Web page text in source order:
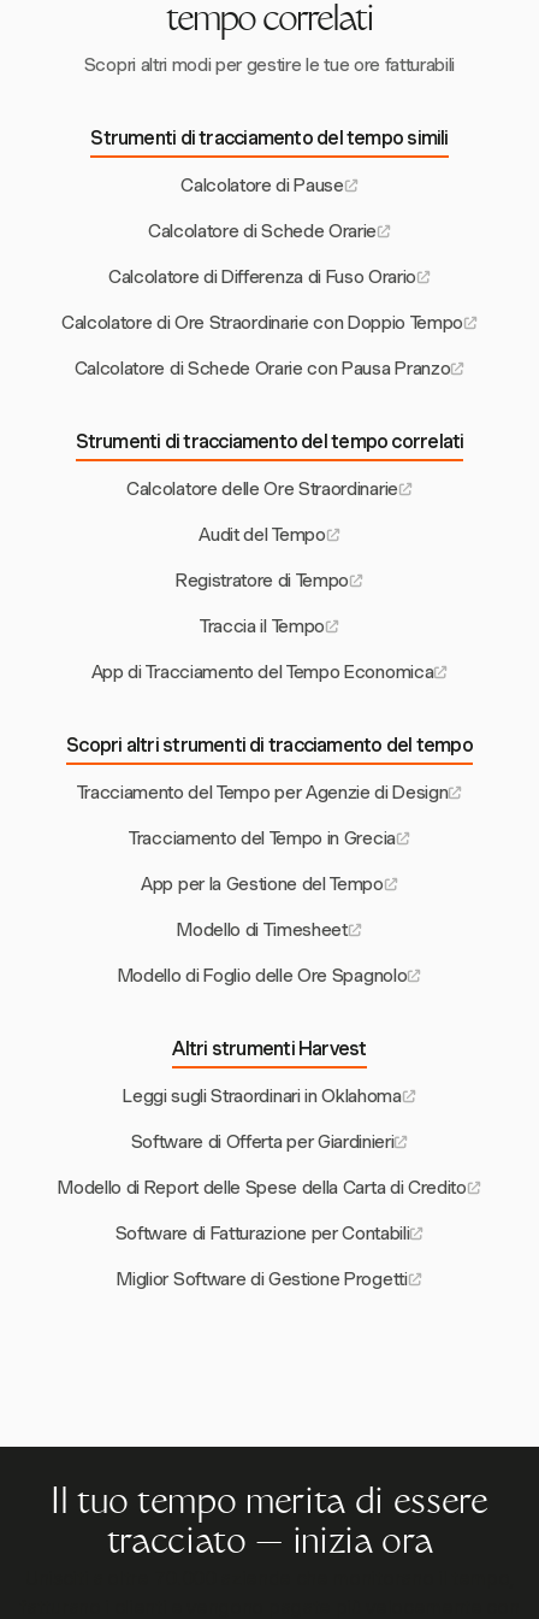
tempo correlati
Scopri altri modi per gestire le tue ore fatturabili
Strumenti di tracciamento del tempo simili
Calcolatore di Pause
Calcolatore di Schede Orarie
Calcolatore di Differenza di Fuso Orario
Calcolatore di Ore Straordinarie con Doppio Tempo
Calcolatore di Schede Orarie con Pausa Pranzo
Strumenti di tracciamento del tempo correlati
Calcolatore delle Ore Straordinarie
Audit del Tempo
Registratore di Tempo
Traccia il Tempo
App di Tracciamento del Tempo Economica
Scopri altri strumenti di tracciamento del tempo
Tracciamento del Tempo per Agenzie di Design
Tracciamento del Tempo in Grecia
App per la Gestione del Tempo
Modello di Timesheet
Modello di Foglio delle Ore Spagnolo
Altri strumenti Harvest
Leggi sugli Straordinari in Oklahoma
Software di Offerta per Giardinieri
Modello di Report delle Spese della Carta di Credito
Software di Fatturazione per Contabili
Miglior Software di Gestione Progetti
Il tuo tempo merita di essere
tracciato — inizia ora